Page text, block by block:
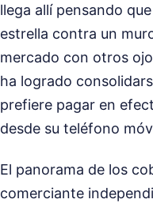
llega allí pensando
estrella contra un
mercado con otros
ha logrado
prefiere pagar en
desde su teléfono
El panorama de los
comerciante